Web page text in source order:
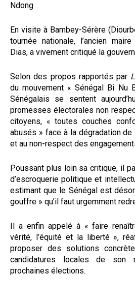
Ndong
En visite à Bambey-Sérère
tournée nationale, l’ancien
Dias, a vivement critiqué la
Selon des propos rapportés par
du mouvement « Sénégal Bi Nu
Sénégalais se sentent
promesses électorales non
citoyens, « toutes couches
abusés » face à la dégradation
et au non-respect des
Poussant plus loin sa critique, il
d’escroquerie politique et
estimant que le Sénégal est
gouffre » qu’il faut urgemment
Il a enfin appelé à « faire
vérité, l’équité et la liberté »,
proposer des solutions
candidatures locales de son
prochaines élections.